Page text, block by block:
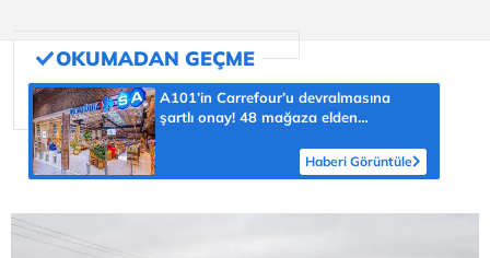
A101’in Carrefour’u devralmasına
şartlı onay! 48 mağaza elden
Haberi Görüntüle